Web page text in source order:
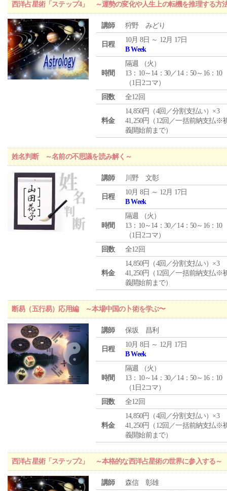
西洋占星術「ステップ4」 ～運勢の変化や人生上の転機を推理する方
講師 狩野 みどり
日程
10月 8日 ～ 12月 17日
B Week
時間
隔週 （火 ）
13：10～14：30／14：50～16：10
（1日2コマ）
回数
全12回
料金
14,850円（4回／分割支払い）×3
41,250円（12回／一括前納支払※
義開始前まで）
姓名判断 ～名前の不思議を読み解く～
講師 川野 文彰
日程
10月 8日 ～ 12月 17日
B Week
時間
隔週 （火 ）
13：10～14：30／14：50～16：10
（1日2コマ）
回数
全12回
料金
14,850円（4回／分割支払い）×3
41,250円（12回／一括前納支払※
義開始前まで）
断易（五行易）応用編 ～本場中国の卜術を学ぶ〜
講師 保坂 昌利
日程
10月 8日 ～ 12月 17日
B Week
時間
隔週 （火 ）
13：10～14：30／14：50～16：10
（1日2コマ）
回数
全12回
料金
14,850円（4回／分割支払い）×3
41,250円（12回／一括前納支払※
義開始前まで）
西洋占星術「ステップ2」 ～本格的な西洋占星術の世界に参入する～
講師
森信 彰雄